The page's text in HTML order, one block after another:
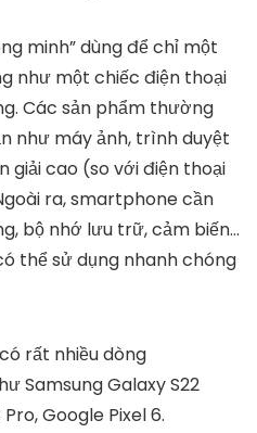
minh” dùng để chỉ một
như một chiếc điện thoại
Các sản phẩm thường
như máy ảnh, trình duyệt
giải cao (so với điện thoại
ra, smartphone cần
bộ nhớ lưu trữ, cảm biến…
thể sử dụng nhanh chóng
rất nhiều dòng
Samsung Galaxy S22
Google Pixel 6.